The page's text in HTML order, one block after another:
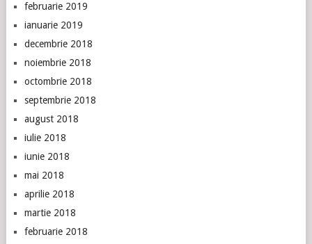
februarie 2019
ianuarie 2019
decembrie 2018
noiembrie 2018
octombrie 2018
septembrie 2018
august 2018
iulie 2018
iunie 2018
mai 2018
aprilie 2018
martie 2018
februarie 2018